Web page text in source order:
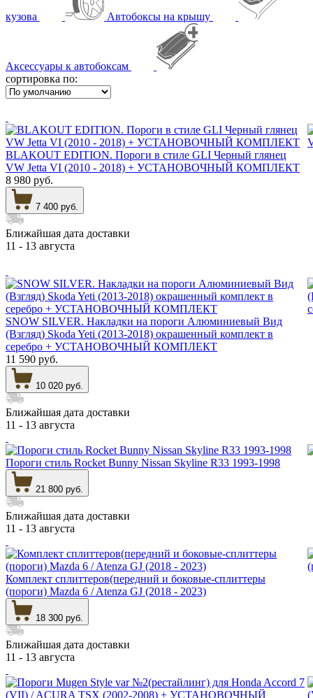
кузова Автобоксы на крышу
Аксессуары к автобоксам
сортировка по:
BLAKOUT EDITION. Пороги в стиле GLI Черный глянец
VW Jetta VI (2010 - 2018) + УСТАНОВОЧНЫЙ КОМПЛЕКТ
8 980 руб.
7 400 руб.
Ближайшая дата доставки
11 - 13 августа
SNOW SILVER. Накладки на пороги Алюминиевый Вид
(Взгляд) Skoda Yeti (2013-2018) окрашенный комплект в
серебро + УСТАНОВОЧНЫЙ КОМПЛЕКТ
11 590 руб.
10 020 руб.
Ближайшая дата доставки
11 - 13 августа
Пороги стиль Rocket Bunny Nissan Skyline R33 1993-1998
21 800 руб.
Ближайшая дата доставки
11 - 13 августа
Комплект сплиттеров(передний и боковые-сплиттеры
(пороги) Mazda 6 / Atenza GJ (2018 - 2023)
18 300 руб.
Ближайшая дата доставки
11 - 13 августа